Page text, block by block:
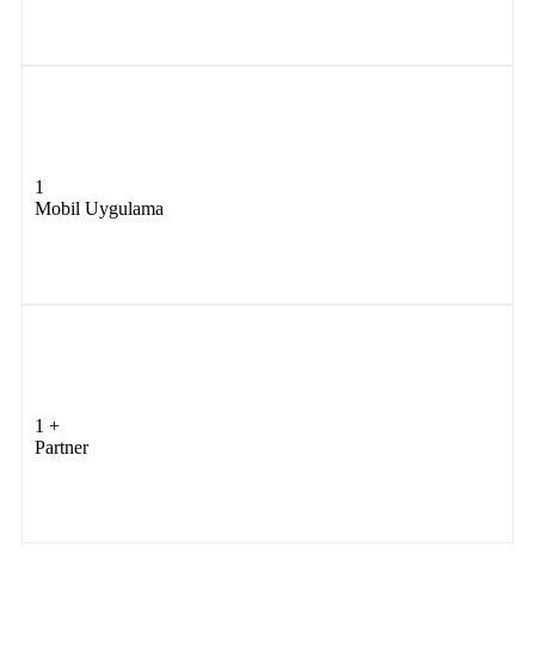
1
Mobil Uygulama
1 +
Partner